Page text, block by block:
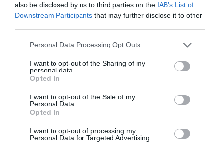
also be disclosed by us to third parties on the IAB’s List of
Downstream Participants that may further disclose it to other
Personal Data Processing Opt Outs
I want to opt-out of the Sharing of my
personal data.
Opted In
I want to opt-out of the Sale of my
Personal Data.
Opted In
I want to opt-out of processing my
Personal Data for Targeted Advertising.
Tags: ΣΚΑΪ τσουρός
Σχετικά Άρθρα